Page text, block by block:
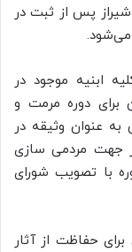
تاریخی شیراز پس از ثبت در
ابنیه موجود در
دوره مرمت و
عنوان وثیقه در
جهت مردمی سازی
با تصویب شورای
حفاظت از آثار